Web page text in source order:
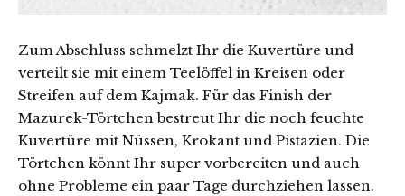
Zum Abschluss schmelzt Ihr die Kuvertüre und
verteilt sie mit einem Teelöffel in Kreisen oder
Streifen auf dem Kajmak. Für das Finish der
Mazurek-Törtchen bestreut Ihr die noch feuchte
Kuvertüre mit Nüssen, Krokant und Pistazien. Die
Törtchen könnt Ihr super vorbereiten und auch
ohne Probleme ein paar Tage durchziehen lassen.